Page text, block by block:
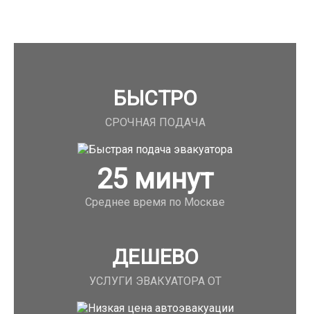
БЫСТРО
СРОЧНАЯ ПОДАЧА
25минут
Среднее время по Москве
ДЕШЕВО
УСЛУГИ ЭВАКУАТОРА ОТ